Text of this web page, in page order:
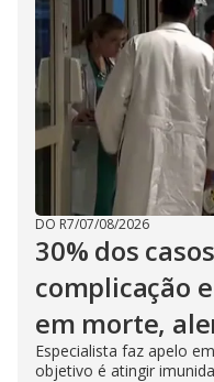
DO R7/07/08/2026
30% dos
complicação
em morte,
Especialista faz apelo
objetivo é atingir